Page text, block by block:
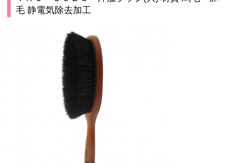
毛 静電気除去加工